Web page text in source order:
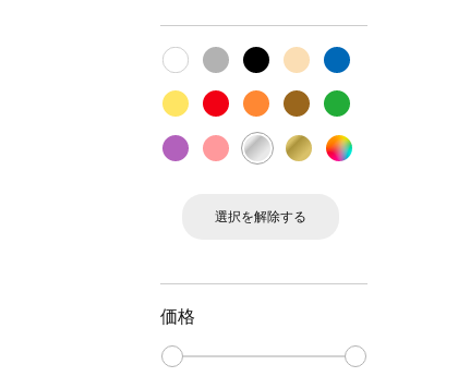
選択を解除する
価格